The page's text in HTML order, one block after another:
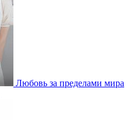
Любовь за пределами мира